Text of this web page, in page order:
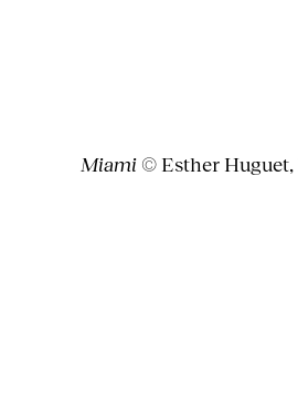
Miami © Esther Huguet,